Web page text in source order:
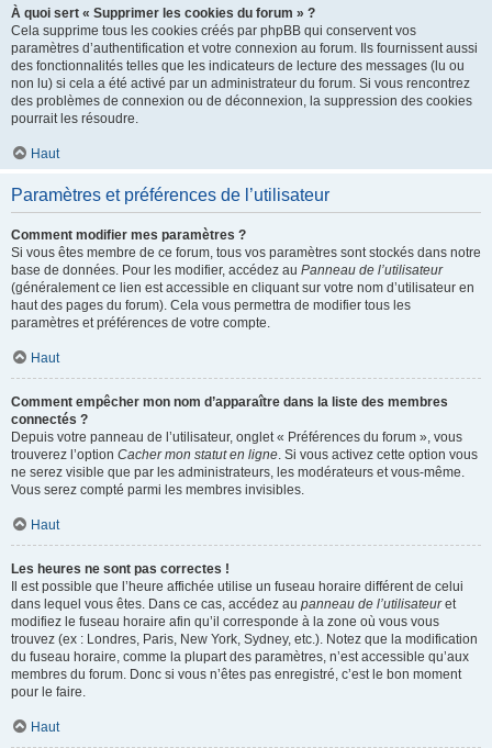
À quoi sert « Supprimer les cookies du forum » ?
Cela supprime tous les cookies créés par phpBB qui conservent vos
paramètres d’authentification et votre connexion au forum. Ils fournissent aussi
des fonctionnalités telles que les indicateurs de lecture des messages (lu ou
non lu) si cela a été activé par un administrateur du forum. Si vous rencontrez
des problèmes de connexion ou de déconnexion, la suppression des cookies
pourrait les résoudre.
Haut
Paramètres et préférences de l’utilisateur
Comment modifier mes paramètres ?
Si vous êtes membre de ce forum, tous vos paramètres sont stockés dans notre
base de données. Pour les modifier, accédez au Panneau de l’utilisateur
(généralement ce lien est accessible en cliquant sur votre nom d’utilisateur en
haut des pages du forum). Cela vous permettra de modifier tous les
paramètres et préférences de votre compte.
Haut
Comment empêcher mon nom d’apparaître dans la liste des membres
connectés ?
Depuis votre panneau de l’utilisateur, onglet « Préférences du forum », vous
trouverez l’option Cacher mon statut en ligne. Si vous activez cette option vous
ne serez visible que par les administrateurs, les modérateurs et vous-même.
Vous serez compté parmi les membres invisibles.
Haut
Les heures ne sont pas correctes !
Il est possible que l’heure affichée utilise un fuseau horaire différent de celui
dans lequel vous êtes. Dans ce cas, accédez au panneau de l’utilisateuret
modifiez le fuseau horaire afin qu’il corresponde à la zone où vous vous
trouvez (ex : Londres, Paris, New York, Sydney, etc.). Notez que la modification
du fuseau horaire, comme la plupart des paramètres, n’est accessible qu’aux
membres du forum. Donc si vous n’êtes pas enregistré, c’est le bon moment
pour le faire.
Haut